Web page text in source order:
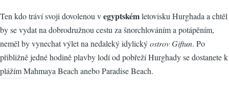
Ten kdo tráví svoji dovolenou vegyptskémletovisku Hurghada a chtěl
by se vydat na dobrodružnou cestu za šnorchlováním a potápěním,
neměl by vynechat výlet na nedaleký idylickýostrov Giftun. Po
přibližně jedné hodině plavby lodí od pobřeží Hurghady se dostanete k
plážím Mahmaya Beach anebo Paradise Beach.